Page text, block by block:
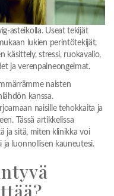
asteikolla. Useat tekijät
lukien perintötekijät,
käsittely, stressi, ruokavalio,
ja verenpaineongelmat.
naisten
kanssa.
naisille tehokkaita ja
Tässä artikkelissa
ja sitä, miten klinikka voi
luonnollisen kauneutesi.